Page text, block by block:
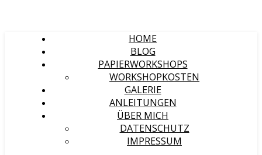
HOME
BLOG
PAPIERWORKSHOPS
WORKSHOPKOSTEN
GALERIE
ANLEITUNGEN
ÜBER MICH
DATENSCHUTZ
IMPRESSUM